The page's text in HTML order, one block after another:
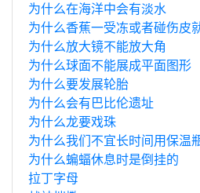
为什么在海洋中会有淡水
为什么香蕉一受冻或者碰伤皮
为什么放大镜不能放大角
为什么球面不能展成平面图形
为什么要发展轮胎
为什么会有巴比伦遗址
为什么龙要戏珠
为什么我们不宜长时间用保温
为什么蝙蝠休息时是倒挂的
拉丁字母